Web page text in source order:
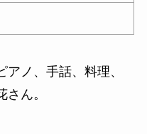
ノ、手話、料理、
ん。